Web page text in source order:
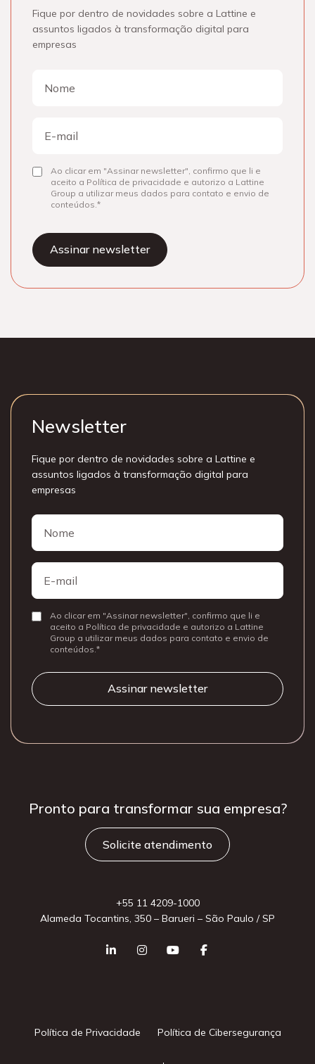
Fique por dentro de novidades sobre a Lattine e
assuntos ligados à transformação digital para
empresas
mail
ConsentirAo clicar em "Assinar newsletter", confirmo que li e
aceito a Política de privacidade e autorizo a Lattine
Group a utilizar meus dados para contato e envio de
conteúdos.
Newsletter
Fique por dentro de novidades sobre a Lattine e
assuntos ligados à transformação digital para
empresas
Nome
E-
mail
ConsentirAo clicar em "Assinar newsletter", confirmo que li e
aceito a Política de privacidade e autorizo a Lattine
Group a utilizar meus dados para contato e envio de
conteúdos.
Pronto para transformar sua empresa?
Solicite atendimento
+55 11 4209-1000
Alameda Tocantins, 350 – Barueri – São Paulo / SP
Política de Privacidade Política de Cibersegurança